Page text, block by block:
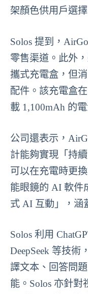
架顏色供用戶選擇
Solos 提到，
零售渠道。此外
攜式充電盒，但
配件。該充電盒
載 1,100mAh 的電
公司還表示，
計能夠實現「持
可以在充電時更
能眼鏡的 AI 軟件
式 AI 互動」，涵
Solos 利用
DeepSeek 等技術
譯文本、回答問
能。Solos 亦針